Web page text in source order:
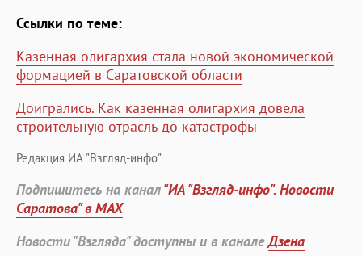
Ссылки по теме:
Казенная олигархия стала новой экономической
формацией в Саратовской области
Доигрались. Как казенная олигархия довела
строительную отрасль до катастрофы
Редакция ИА "Взгляд-инфо"
Подпишитесь на канал"ИА "Взгляд-инфо". Новости
Саратова" в MAX
Новости "Взгляда" доступны и в каналеДзена